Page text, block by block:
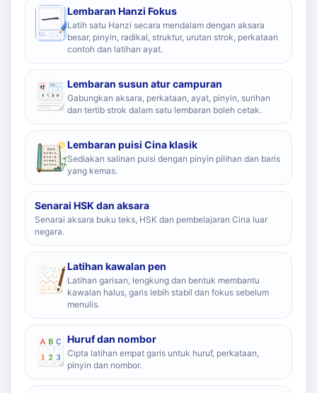
Lembaran Hanzi Fokus
Latih satu Hanzi secara mendalam dengan aksara
besar, pinyin, radikal, struktur, urutan strok, perkataan
contoh dan latihan ayat.
Lembaran susun atur campuran
Gabungkan aksara, perkataan, ayat, pinyin, surihan
dan tertib strok dalam satu lembaran boleh cetak.
Lembaran puisi Cina klasik
Sediakan salinan puisi dengan pinyin pilihan dan baris
yang kemas.
Senarai HSK dan aksara
Senarai aksara buku teks, HSK dan pembelajaran Cina luar
negara.
Latihan kawalan pen
Latihan garisan, lengkung dan bentuk membantu
kawalan halus, garis lebih stabil dan fokus sebelum
menulis.
Huruf dan nombor
Cipta latihan empat garis untuk huruf, perkataan,
pinyin dan nombor.